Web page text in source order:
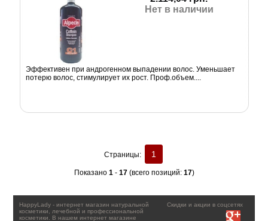
Нет в наличии
Эффективен при андрогенном выпадении волос. Уменьшает
потерю волос, стимулирует их рост. Проф.объем....
Страницы: 1
Показано 1 - 17(всего позиций: 17)
Скидки и акции в соцсетях
HappyLady - интернет магазин натуральной
косметики, лечебной и профессиональной
косметики. В нашем интернет магазине